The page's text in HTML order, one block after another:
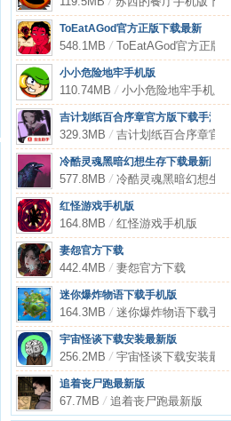
ToEatAGod官方正版下载最新
548.1MB/ ToEatAGod官方正版
小小危险地牢手机版
110.74MB/ 小小危险地牢手机版
吉计划纸百合序章官方版下载手游
329.3MB/ 吉计划纸百合序章官方
冷酷灵魂黑暗幻想生存下载最新版本
577.8MB/ 冷酷灵魂黑暗幻想生
红怪游戏手机版
164.8MB/ 红怪游戏手机版
妻怨官方下载
442.4MB/ 妻怨官方下载
迷你爆炸物语下载手机版
164.3MB/ 迷你爆炸物语下载手机
宇宙怪谈下载安装最新版
256.2MB/ 宇宙怪谈下载安装最新
追着丧尸跑最新版
67.7MB/ 追着丧尸跑最新版